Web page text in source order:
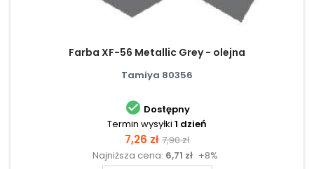
Farba XF-56 Metallic Grey - olejna
Tamiya 80356
 Dostępny
Termin wysyłki 1 dzień
Cena
7,26 zł Cena
podstawowa
7,90 zł
Najniższa cena: 6,71 zł +8%